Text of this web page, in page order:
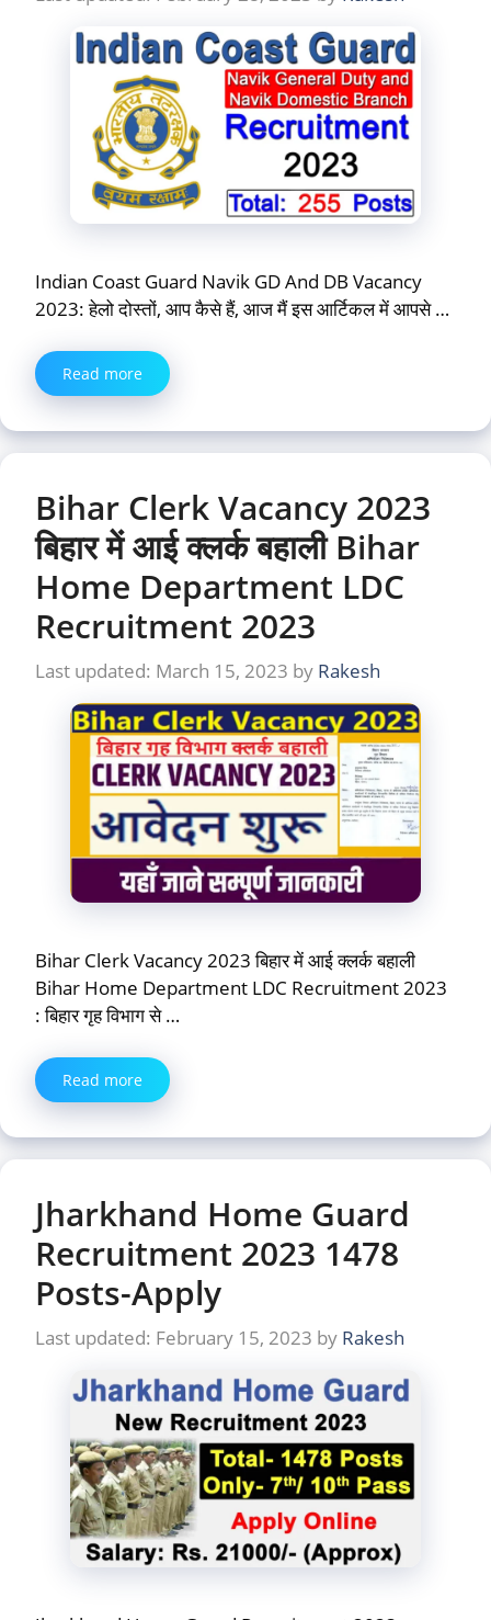
Indian Coast Guard Navik GD And DB Vacancy
2023: हेलो दोस्तों, आप कैसे हैं, आज मैं इस आर्टिकल में आपसे …
Read more
Bihar Clerk Vacancy 2023
बिहार में आई क्लर्क बहाली Bihar
Home Department LDC
Recruitment 2023
March 15, 2023 by Rakesh
Bihar Clerk Vacancy 2023 बिहार में आई क्लर्क बहाली
Bihar Home Department LDC Recruitment 2023
: बिहार गृह विभाग से …
Read more
Jharkhand Home Guard
Recruitment 2023 1478
Posts-Apply
February 15, 2023 by Rakesh